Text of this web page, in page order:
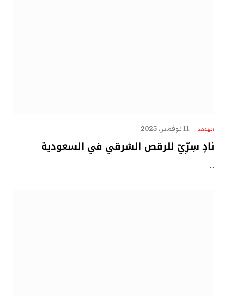
الهدهد 11 نوفمبر، 2025
نادٍ سِرِّيّ للرقص الشرقي في السعودية
…